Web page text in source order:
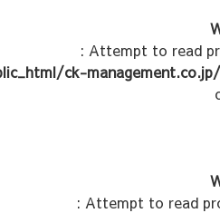
: Attempt to read
ck-
: Attempt to read